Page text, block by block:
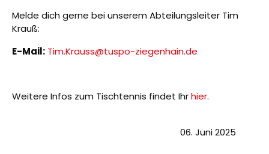
Melde dich gerne bei unserem Abteilungsleiter Tim
Krauß:
E-Mail: Tim.Krauss@tuspo-ziegenhain.de
Weitere Infos zum Tischtennis findet Ihrhier.
06. Juni 2025